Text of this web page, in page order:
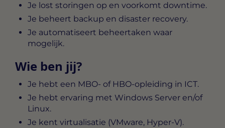
Je lost storingen op en voorkomt downtime.
Je beheert backup en disaster recovery.
Je automatiseert beheertaken waar
mogelijk.
Wie ben jij?
Je hebt een MBO- of HBO-opleiding in ICT.
Je hebt ervaring met Windows Server en/of
Linux.
Je kent virtualisatie (VMware, Hyper-V).